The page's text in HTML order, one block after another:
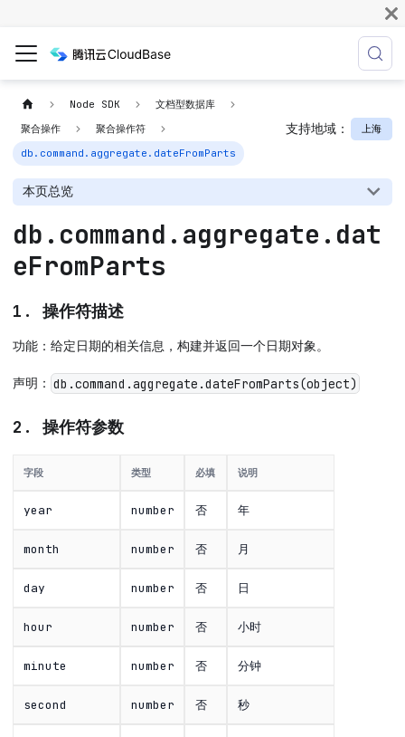
Node SDK
文档型数据库
聚合操作
聚合操作符
db.command.aggregate.dateFromParts
支持地域： 上海
本页总览
db.command.aggregate.dat
eFromParts
1. 操作符描述
功能：给定日期的相关信息，构建并返回一个日期对象。
声明： db.command.aggregate.dateFromParts(object)
2. 操作符参数
字段 类型 必填 说明
year number 否 年
month number 否 月
day number 否 日
hour number 否 小时
minute number 否 分钟
second number 否 秒